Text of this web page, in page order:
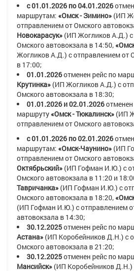
с 01.01.2026 по 04.01.2026
маршрутам: «Омск - Зимино» (ИП
отправлением от Омского
Новокарасук» (ИП Жогликов А.Д.)
Омского автовокзала в 14:50,
Жогликов А.Д.) с отправлением от
в 17:00;
01.01.2026отменен рейс по
Крутинка» (ИП Жогликов А.Д.) с
Омского автовокзала в 18:30;
01.01.2026 и 02.01.2026
маршруту«Омск - Тюкалинск» (ИП
отправлением от Омского
с 01.01.2026 по 02.01.2026
маршрутам: «Омск-Чаунино» (ИП
отправлением от Омского
Октябрьский» (ИП Гофман И.Ю.) с
Омского автовокзала в 11:20 и
Тавричанка» (ИП Гофман И.Ю.) с
Омского автовокзала в 18:20,
(ИП Гофман И.Ю.) с отправлением
автовокзала в 14:30;
30.12.2025отменен рейс по
Астана» (ИП Коробейников Д.Н.) с
Омского автовокзала в21:20;
30.12.2025отменен рейс по
Мансийск» (ИП Коробейников Д.Н.)